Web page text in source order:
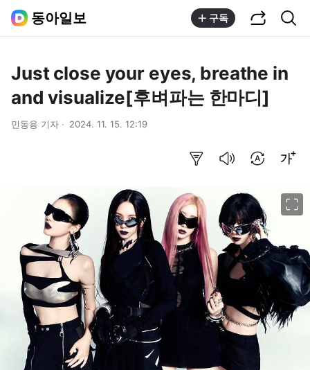
동아일보 구독
Just close your eyes, breathe in
and visualize[후벼파는 한마디]
민동용 기자 2024. 11. 15. 12:19